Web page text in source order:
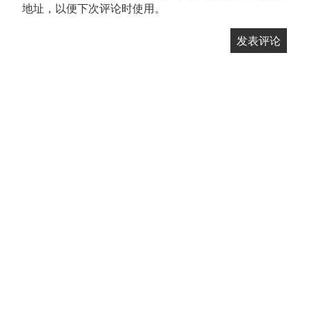
地址，以便下次评论时使用。